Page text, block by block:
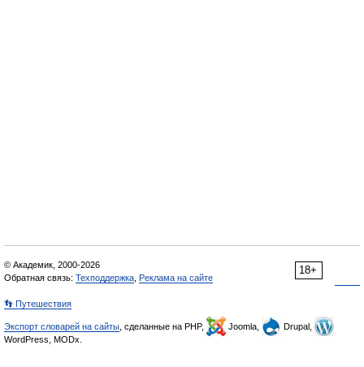
18+
© Академик, 2000-2026
Обратная связь: Техподдержка Реклама на сайте
👣 Путешествия
Экспорт словарей на сайты , сделанные на PHP, Joomla,
Drupal,
WordPress, MODx.